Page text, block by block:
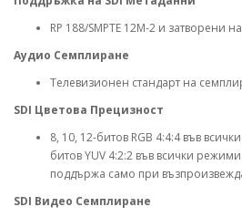
RP 188/SMPTE 12M-2 и затворени
Аудио Семплиране
Телевизионен стандарт на
SDI Цветова Прецизност
8, 10, 12-битов RGB 4:4:4 във
битов YUV 4:2:2 във всички
поддържа само при
SDI Видео Семплиране